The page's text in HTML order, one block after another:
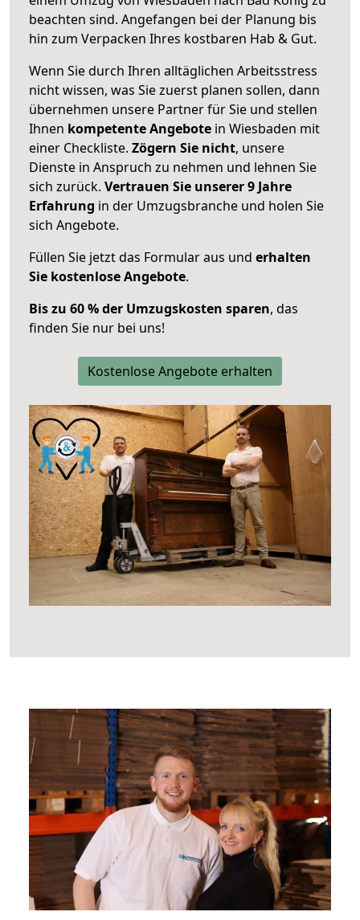
beachten sind. Angefangen bei der Planung bis
hin zum Verpacken Ihres kostbaren Hab & Gut.
Wenn Sie durch Ihren alltäglichen Arbeitsstress
nicht wissen, was Sie zuerst planen sollen, dann
übernehmen unsere Partner für Sie und stellen
Ihnen kompetente Angebote in Wiesbaden mit
einer Checkliste. Zögern Sie nicht, unsere
Dienste in Anspruch zu nehmen und lehnen Sie
sich zurück. Vertrauen Sie unserer 9 Jahre
Erfahrung in der Umzugsbranche und holen Sie
sich Angebote.
Füllen Sie jetzt das Formular aus und erhalten
Sie kostenlose Angebote.
Bis zu 60 % der Umzugskosten sparen, das
finden Sie nur bei uns!
Kostenlose Angebote erhalten